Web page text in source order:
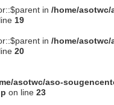
in /home/
19
in /home/
20
asotwc/aso-
on line 23